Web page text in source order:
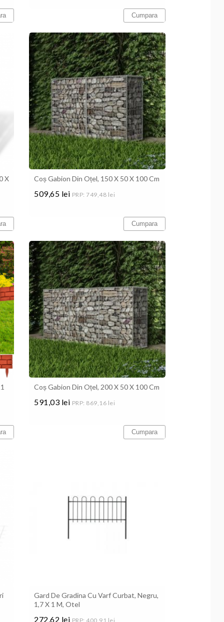
Cumpara
X
Coș Gabion Din Oțel, 150 X 50 X 100 Cm
509,65 lei PRP: 749,48 lei
Cumpara
Coș Gabion Din Oțel, 200 X 50 X 100 Cm
591,03 lei PRP: 869,16 lei
Cumpara
Gard De Gradina Cu Varf Curbat, Negru,
1,7 X 1 M, Otel
272,62 lei PRP: 400,91 lei